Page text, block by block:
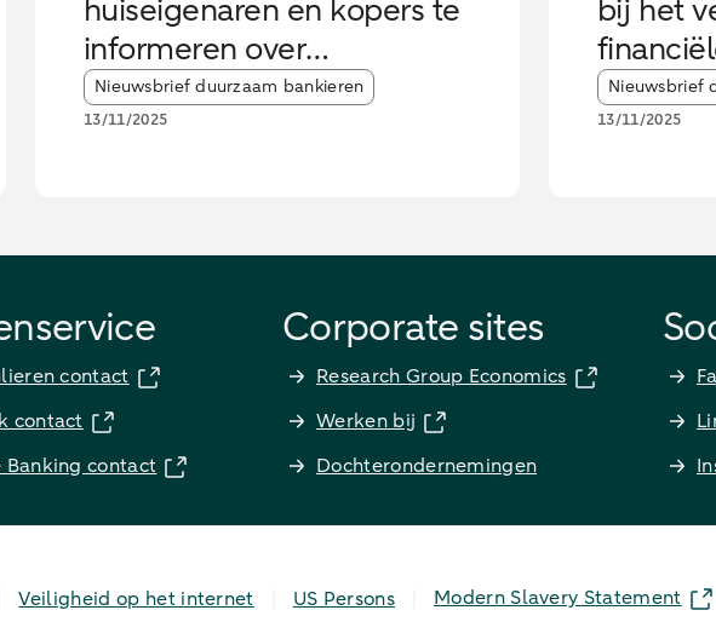
huiseigenaren en kopers te
informeren over
funderingsrisico’s
Article tags:
Nieuwsbrief duurzaam bankieren
13/11/2025
bij het
Article tags:
Nieuwsbrief
13/11/2025
contact
contact
Banking contact
Corporate sites
Research Group Economics
Werken bij
Dochterondernemingen
Veiligheid op het internet US Persons
Modern Slavery Statement